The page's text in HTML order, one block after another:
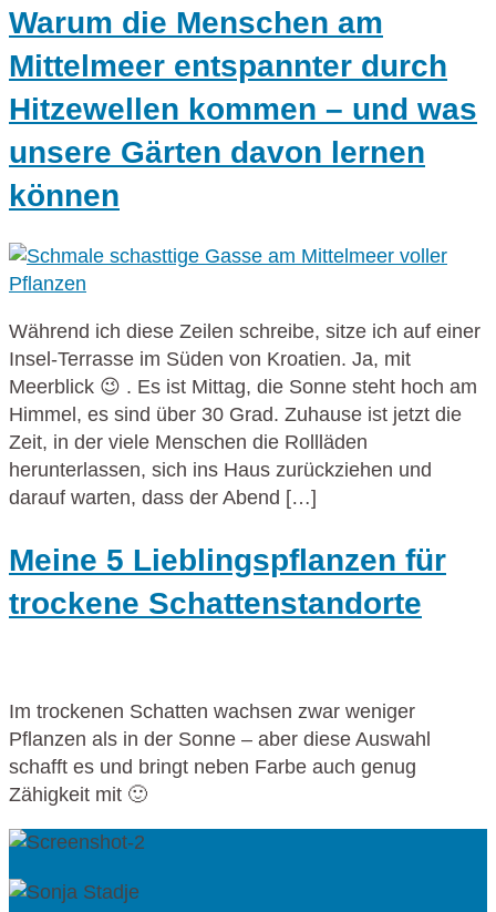
Warum die Menschen am
Mittelmeer entspannter durch
Hitzewellen kommen – und was
unsere Gärten davon lernen
können
Während ich diese Zeilen schreibe, sitze ich auf einer
Insel-Terrasse im Süden von Kroatien. Ja, mit
Meerblick 😉 . Es ist Mittag, die Sonne steht hoch am
Himmel, es sind über 30 Grad. Zuhause ist jetzt die
Zeit, in der viele Menschen die Rollläden
herunterlassen, sich ins Haus zurückziehen und
darauf warten, dass der Abend […]
Meine 5 Lieblingspflanzen für
trockene Schattenstandorte
Im trockenen Schatten wachsen zwar weniger
Pflanzen als in der Sonne – aber diese Auswahl
schafft es und bringt neben Farbe auch genug
Zähigkeit mit 🙂